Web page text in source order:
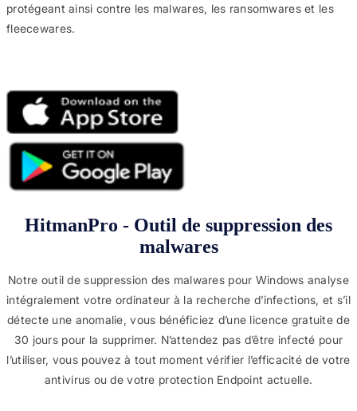
protégeant ainsi contre les malwares, les ransomwares et les
fleecewares.
HitmanPro - Outil de suppression des
malwares
Notre outil de suppression des malwares pour Windows analyse
intégralement votre ordinateur à la recherche d’infections, et s’il
détecte une anomalie, vous bénéficiez d’une licence gratuite de
30 jours pour la supprimer. N’attendez pas d’être infecté pour
l’utiliser, vous pouvez à tout moment vérifier l’efficacité de votre
antivirus ou de votre protection Endpoint actuelle.